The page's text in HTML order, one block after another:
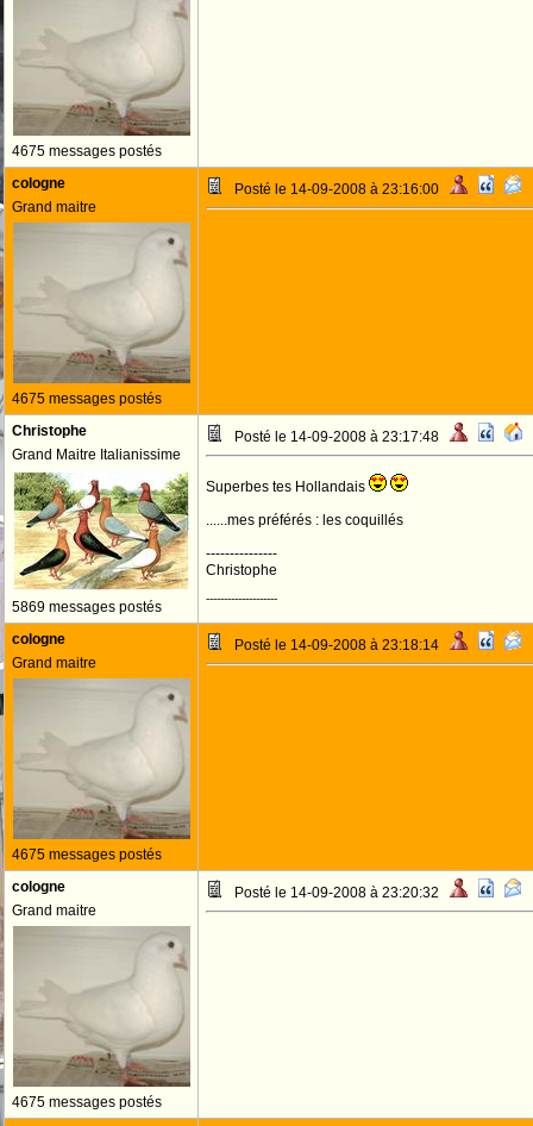
4675 messages postés
cologne
Grand maitre
4675 messages postés
Posté le 14-09-2008 à 23:16:00
Christophe
Grand Maitre Italianissime
5869 messages postés
Posté le 14-09-2008 à 23:17:48
Superbes tes Hollandais
......mes préférés : les coquillés
---------------
Christophe
--------------------
cologne
Grand maitre
4675 messages postés
Posté le 14-09-2008 à 23:18:14
cologne
Grand maitre
4675 messages postés
Posté le 14-09-2008 à 23:20:32